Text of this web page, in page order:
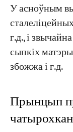
У асноўным
г.д., і
сыпкіх
збожжа і г.д.
Прынцып